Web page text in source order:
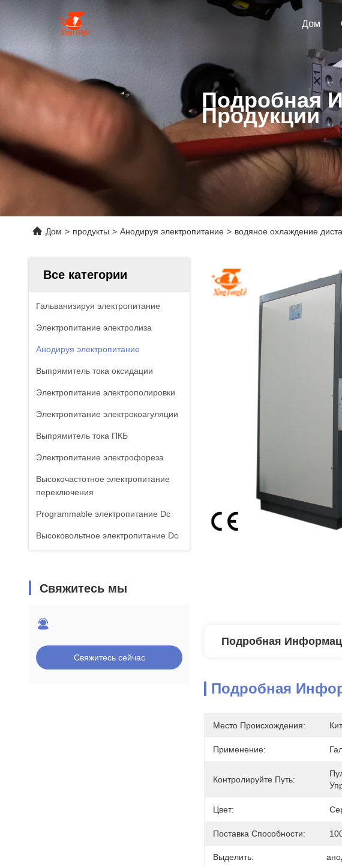
Дом
Подробная
Продукции
Дом > продукты > Анодируя электропитание > водяное охлаждение
Все категории
Гальванизируя электропитание
Электропитание электролиза
Анодируя электропитание
Выпрямитель тока оксидации
Электропитание электрополировки
Электропитание электрокоагуляции
Выпрямитель тока ПКБ
Электропитание электрофореза
Высокочастотное электропитание
переключения
Programmable электропитание Dc
Высоковольтное электропитание Dc
Свяжитесь мы
Свяжитесь сейчас
Подробная
Подробная
Место Происхождения:
Применение:
Контролируйте Путь:
Цвет:
Поставка Способности:
Выделить: